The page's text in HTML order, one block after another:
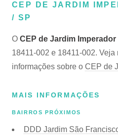
CEP DE JARDIM
/ SP
O CEP de Jardim Imperador
18411-002 e 18411-002.
informações sobre o CEP de
MAIS INFORMAÇÕES
BAIRROS PRÓXIMOS
DDD Jardim São